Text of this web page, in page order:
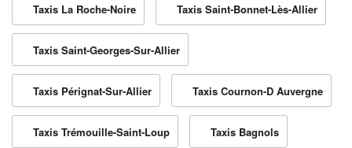
Taxis La Roche-Noire Taxis Saint-Bonnet-Lès-Allier
Taxis Saint-Georges-Sur-Allier
Taxis Pérignat-Sur-Allier Taxis Cournon-D Auvergne
Taxis Trémouille-Saint-Loup Taxis Bagnols